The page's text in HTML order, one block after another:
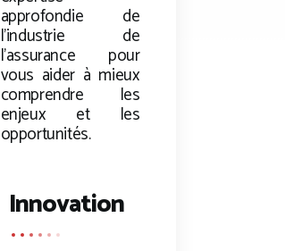
approfondie de
l’industrie de
l’assurance pour
vous aider à mieux
comprendre les
enjeux et les
opportunités.
Innovation